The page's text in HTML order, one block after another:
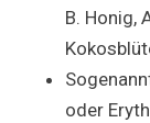
B. Honig,
oder